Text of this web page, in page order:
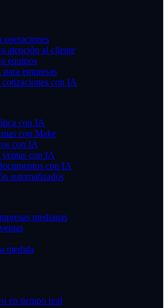
operaciones
atención al cliente
equipos
empresas
con IA
con IA
con Make
con IA
con IA
con IA
automatizados
medianas
medida
en tiempo real